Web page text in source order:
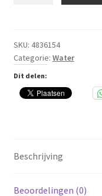
350
liter
Grafietgrijs
aantal
SKU: 4836154
Categorie: Water
Dit delen:
Beschrijving
Beoordelingen (0)